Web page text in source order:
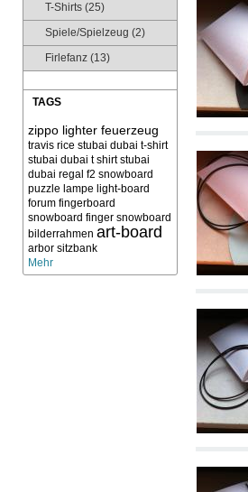
T-Shirts (25)
Spiele/Spielzeug (2)
Firlefanz (13)
TAGS
zippo lighter feuerzeug
travis rice stubai dubai t-shirt
stubai dubai t shirt stubai
dubai regal f2 snowboard
puzzle lampe light-board
forum fingerboard
snowboard finger snowboard
bilderrahmen art-board
arbor sitzbank
Mehr